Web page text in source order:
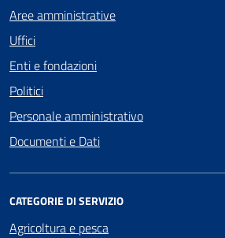
Aree amministrative
Uffici
Enti e fondazioni
Politici
Personale amministrativo
Documenti e Dati
CATEGORIE DI SERVIZIO
Agricoltura e pesca